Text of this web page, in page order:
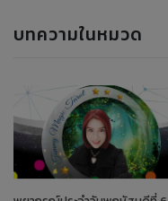
บทความในหมวด